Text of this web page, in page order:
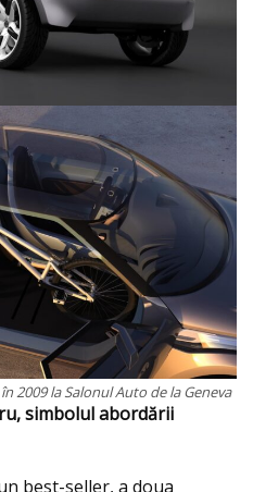
2009 la Salonul Auto de la Geneva
simbolul abordării
best-seller, a doua